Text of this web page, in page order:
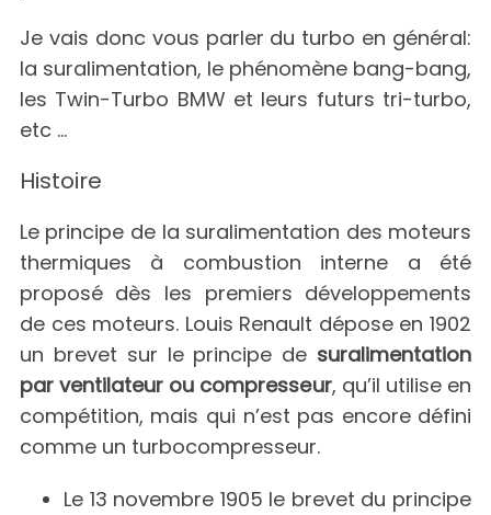
Je vais donc vous parler du turbo en général:
la suralimentation, le phénomène bang-bang,
les Twin-Turbo BMW et leurs futurs tri-turbo,
etc …
Histoire
Le principe de la suralimentation des moteurs
thermiques à combustion interne a été
proposé dès les premiers développements
de ces moteurs. Louis Renault dépose en 1902
un brevet sur le principe de suralimentation
par ventilateur ou compresseur, qu’il utilise en
compétition, mais qui n’est pas encore défini
comme un turbocompresseur.
Le 13 novembre 1905 le brevet du principe